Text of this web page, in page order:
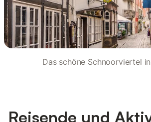
Das schöne Schnoorviertel
Reisende und